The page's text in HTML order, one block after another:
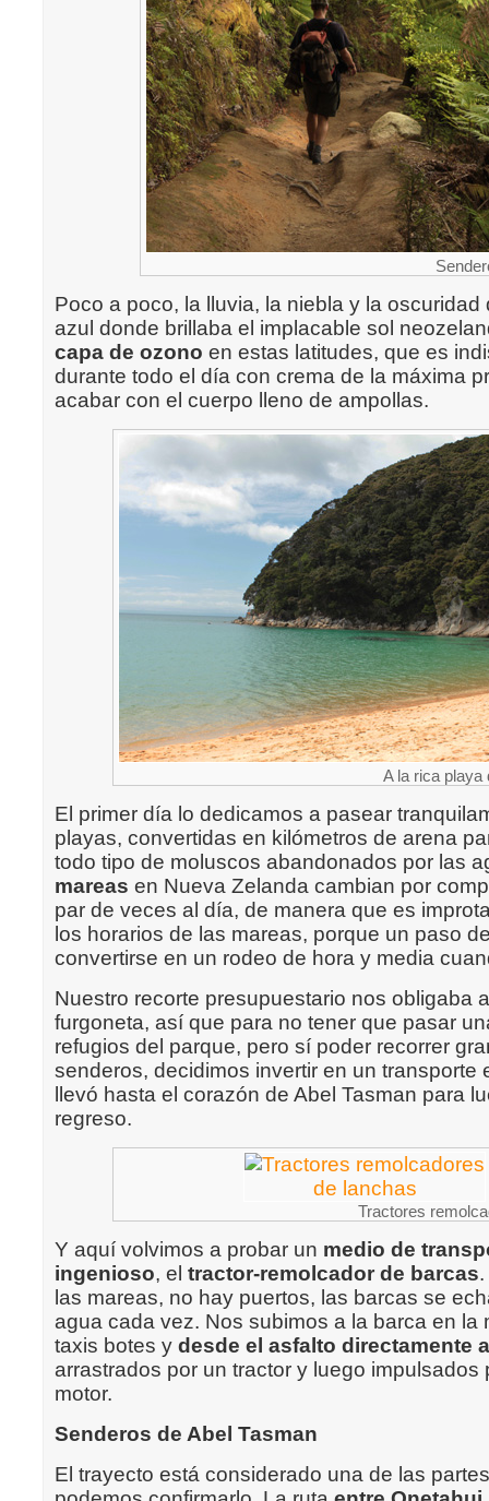
Poco a poco, la lluvia, la niebla y la oscuridad
azul donde brillaba el implacable sol
capa de ozono en estas latitudes, que es
durante todo el día con crema de la máxima
acabar con el cuerpo lleno de ampollas.
A la rica playa
El primer día lo dedicamos a pasear
playas, convertidas en kilómetros de arena
todo tipo de moluscos abandonados por las
mareas en Nueva Zelanda cambian por
par de veces al día, de manera que es
los horarios de las mareas, porque un paso
convertirse en un rodeo de hora y media
Nuestro recorte presupuestario nos obligaba
furgoneta, así que para no tener que pasar
refugios del parque, pero sí poder recorrer
senderos, decidimos invertir en un transporte
llevó hasta el corazón de Abel Tasman para
regreso.
Tractores
Y aquí volvimos a probar un medio de
ingenioso, el tractor-remolcador de barcas
las mareas, no hay puertos, las barcas se
agua cada vez. Nos subimos a la barca en la
taxis botes y desde el asfalto directamente
arrastrados por un tractor y luego impulsados
motor.
Senderos de Abel Tasman
El trayecto está considerado una de las